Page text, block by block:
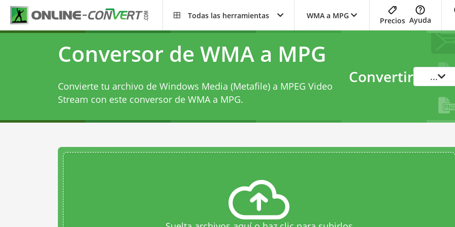
Todas las herramientas WMA a MPG
Precios Ayuda
Conversor de WMA a MPG
Convierte tu archivo de Windows Media (Metafile) a MPEG Video
Stream con este conversor de WMA a MPG.
Convertir ...